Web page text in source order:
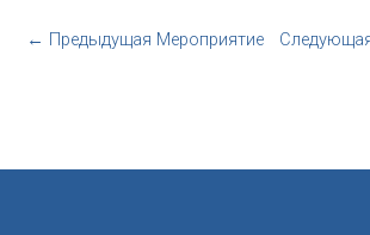
← Предыдущая Мероприятие